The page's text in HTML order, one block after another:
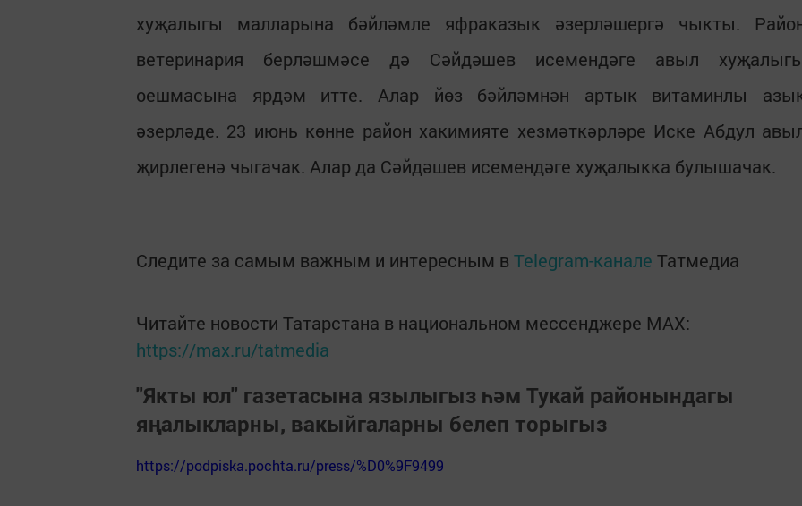
хуҗалыгы малларына бәйләмле яфраказык әзерләшергә чыкты.
ветеринария берләшмәсе дә Сәйдәшев исемендәге авыл
оешмасына ярдәм итте. Алар йөз бәйләмнән артык витаминлы
әзерләде. 23 июнь көнне район хакимияте хезмәткәрләре Иске Абдул
җирлегенә чыгачак. Алар да Сәйдәшев исемендәге хуҗалыкка булышачак.
Следите за самым важным и интересным в Telegram-канале Татмедиа
Читайте новости Татарстана в национальном мессенджере MАХ:
https://max.ru/tatmedia
"Якты юл" газетасына язылыгыз һәм Тукай районындагы
яңалыкларны, вакыйгаларны белеп торыгыз
https://podpiska.pochta.ru/press/%D0%9F9499